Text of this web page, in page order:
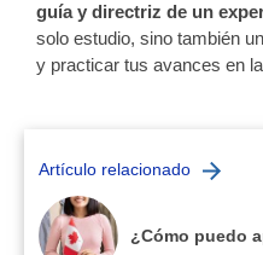
guía y directriz de un
solo estudio, sino también
y practicar tus avances en
Artículo relacionado
¿Cómo puedo